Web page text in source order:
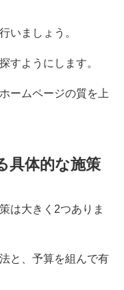
いましょう。
すようにします。
ームページの質を上
具体的な施策
は大きく2つありま
と、予算を組んで有